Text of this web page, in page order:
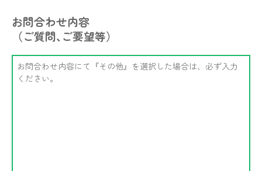
お問合わせ内容
（ご質問､ご要望等）